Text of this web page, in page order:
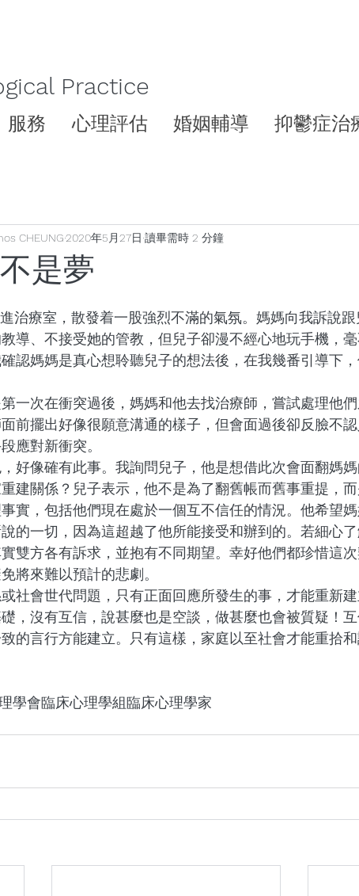
Practice
服務 心理評估 婚姻輔導 抑鬱症治
是夢
CHEUNG2020年5月27日 讀畢需時 2 分鐘
治療室，散發着一股強烈不滿的氣氛。媽媽向我訴說
導、不接受她的管教，但兒子卻漫不經心地玩手機，
認媽媽是真心想聆聽兒子的想法後，在我幾番引導下
一次在衝突過後，媽媽和他去找治療師，嘗試處理他
前擺出好像很願意溝通的樣子，但會面過後卻反臉不
應對新衝突。
好像確有此事。我詢問兒子，他是想借此次會面翻媽
建關係？兒子表示，他不是為了翻舊帳而舊事重提，
實，包括他們現在處於一個互不信任的情況。他希望
的一切，因為這超越了他所能接受和辦到的。若細心
雙方各有訴求，並抱有不同期望。幸好他們都珍惜這
將來難以預計的悲劇。
社會世代問題，只有正面回應所發生的事，才能重新
，沒有互信，說甚麼也是空談，做甚麼也會被質疑！
致的言行方能建立。只有這樣，家庭以至社會才能重拾
學會臨床心理學組臨床心理學家